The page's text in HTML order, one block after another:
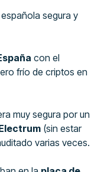
segura y
con el
frío de criptos en
muy segura por un
(sin estar
varias veces.